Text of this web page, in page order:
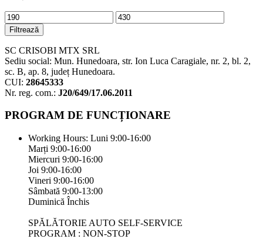
Filtrează
SC CRISOBI MTX SRL
Sediu social: Mun. Hunedoara, str. Ion Luca Caragiale, nr. 2, bl. 2,
sc. B, ap. 8, județ Hunedoara.
CUI: 28645333
Nr. reg. com.: J20/649/17.06.2011
PROGRAM DE FUNCȚIONARE
Working Hours: Luni 9:00-16:00
Marți 9:00-16:00
Miercuri 9:00-16:00
Joi 9:00-16:00
Vineri 9:00-16:00
Sâmbată 9:00-13:00
Duminică Închis
SPĂLĂTORIE AUTO SELF-SERVICE
PROGRAM : NON-STOP